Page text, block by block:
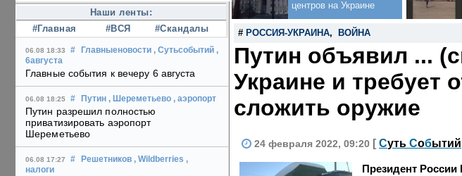
Наши ленты:
#Главная
#ВСЯ #Скандалы
06.08 18:33 # Главныеновости , Сутьсобытий ,
6августа
Главные события к вечеру 6 августа
06.08 18:25 # Путин , Шереметьево , аэропорт
Путин разрешил полностью
приватизировать аэропорт
Шереметьево
06.08 17:27 # Решетников , Wildberries ,
налоги
центров на Украине
# РОССИЯ-УКРАИНА, ВОЙНА
Путин объявил ...
Украине и требует
сложить оружие
24 февраля 2022, 09:20 [ Суть Событий
Президент